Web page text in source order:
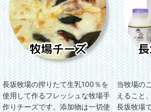
長坂牧場の搾りたて生乳100％を
使用して作るフレッシュな牧場手
作りチーズです。添加物は一切使
当牧場の
えること
長坂牧場